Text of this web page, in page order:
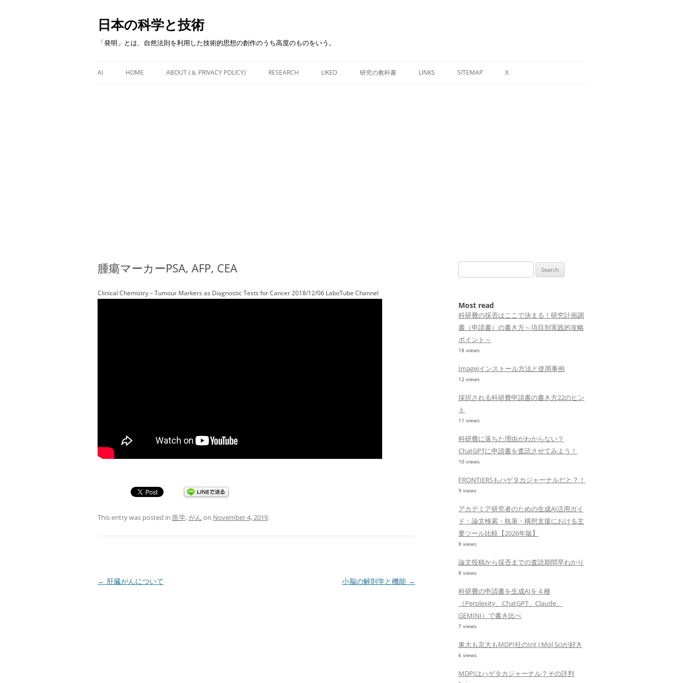
日本の科学と技術
「発明」とは、自然法則を利用した技術的思想の創作のうち高度のものをいう。
content
AI HOME ABOUT (＆ PRIVACY POLICY) RESEARCH LIKED 研究の教科書 LINKS SITEMAP X
腫瘍マーカーPSA, AFP, CEA
Clinical Chemistry – Tumour Markers as Diagnostic Tests for Cancer 2018/12/06 LaboTube Channel
This entry was posted in 医学, がん on November 4, 2019.
Post
← 肝臓がんについて 小脳の解剖学と機能 →
for:
Most read
科研費の採否はここで決まる！研究計画調
書（申請書）の書き方～項目別実践的攻略
ポイント～
18 views
ImageJインストール方法と使用事例
12 views
採択される科研費申請書の書き方22のヒン
ト
11 views
科研費に落ちた理由がわからない？
ChatGPTに申請書を査読させてみよう！
10 views
FRONTIERSもハゲタカジャーナルだと？！
9 views
アカデミア研究者のための生成AI活用ガイ
ド：論文検索・執筆・構想支援における主
要ツール比較【2026年版】
8 views
論文投稿から採否までの査読期間早わかり
8 views
科研費の申請書を生成AIを４種
（Perplexity、ChatGPT、Claude、
GEMINI）で書き比べ
7 views
東大も京大もMDPI社のInt J Mol Sciが好き
6 views
MDPIはハゲタカジャーナル？その評判